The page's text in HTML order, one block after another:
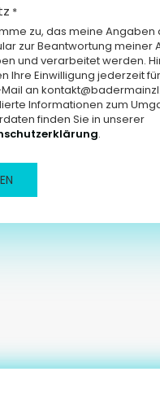
*
zu, das meine Angaben
zur Beantwortung meiner
und verarbeitet werden.
Ihre Einwilligung jederzeit
an
Informationen zum
finden Sie in unserer
.